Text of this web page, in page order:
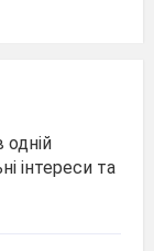
інтереси та